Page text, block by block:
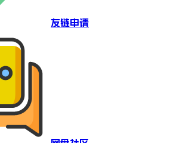
友链申请